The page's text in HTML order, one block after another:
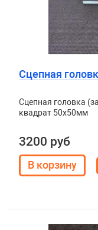
Сцепная
Сцепная головка
квадрат 50х50мм
3200 руб